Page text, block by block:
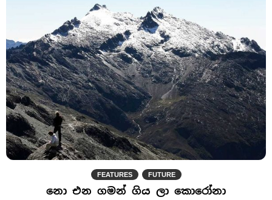
FEATURES FUTURE
නො එන ගමන් ගිය ලා කොරෝනා